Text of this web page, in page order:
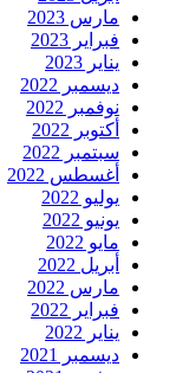
مارس 2023
فبراير 2023
يناير 2023
ديسمبر 2022
نوفمبر 2022
أكتوبر 2022
سبتمبر 2022
أغسطس 2022
يوليو 2022
يونيو 2022
مايو 2022
أبريل 2022
مارس 2022
فبراير 2022
يناير 2022
ديسمبر 2021